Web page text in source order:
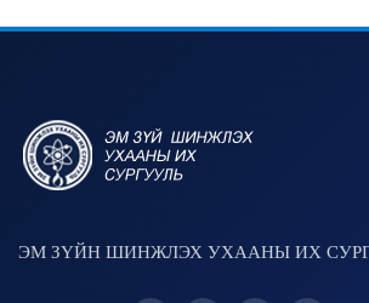
ЭМ ЗҮЙН ШИНЖЛЭХ УХААНЫ ИХ